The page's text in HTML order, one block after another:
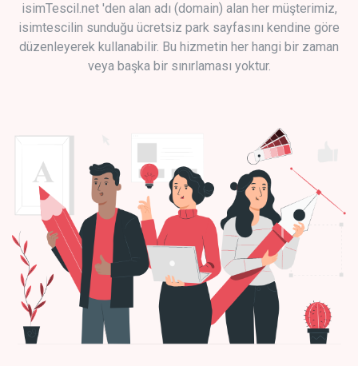
isimTescil.net 'den alan adı (domain) alan her müşterimiz,
isimtescilin sunduğu ücretsiz park sayfasını kendine göre
düzenleyerek kullanabilir. Bu hizmetin her hangi bir zaman
veya başka bir sınırlaması yoktur.